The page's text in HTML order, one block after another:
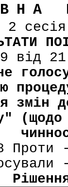
2
від
змін
(щодо
Проти